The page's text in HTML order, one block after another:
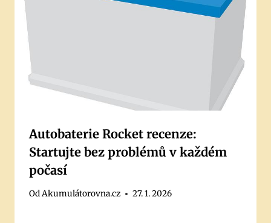
Autobaterie Rocket recenze:
Startujte bez problémů v každém
počasí
OdAkumulátorovna.cz 27. 1. 2026